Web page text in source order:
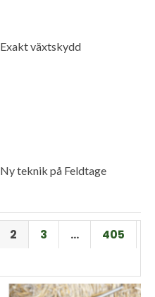
Exakt växtskydd
Ny teknik på Feldtage
2 3 …
405